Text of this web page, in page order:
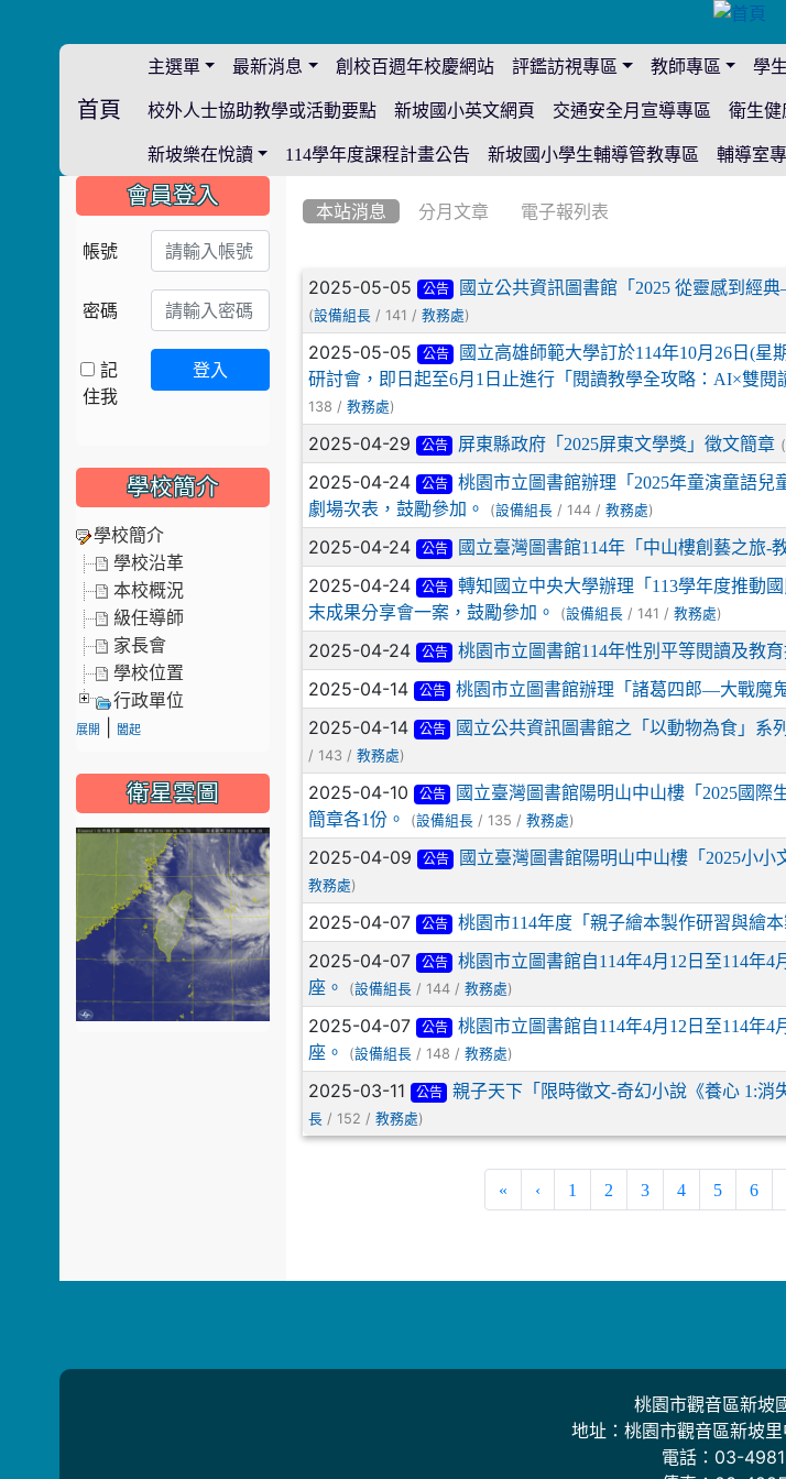
首頁
主選單 最新消息 創校百週年校慶網站 評鑑訪視專區 教師專區 學
校外人士協助教學或活動要點 新坡國小英文網頁 交通安全月宣導專區 衛生健
新坡樂在悅讀 114學年度課程計畫公告 新坡國小學生輔導管教專區 輔導室
本站消息 分月文章 電子報列表
文章列表
2025-05-05 公告 國立公共資訊圖書館「2025 從靈感到經
(設備組長/ 141 / 教務處)
2025-05-05 公告
國立高雄師範大學訂於114年10月26日(
研討會，即日起至6月1日止進行「閱讀教學全攻略：AI×雙閱
138 / 教務處)
2025-04-29 公告 屏東縣政府「2025屏東文學獎」徵文簡章 (
2025-04-24 公告
桃園市立圖書館辦理「2025年童演童語
劇場次表，鼓勵參加。
(設備組長/ 144 / 教務處)
2025-04-24 公告 國立臺灣圖書館114年「中山樓創藝之旅-
2025-04-24 公告
轉知國立中央大學辦理「113學年度推動
末成果分享會一案，鼓勵參加。
(設備組長/ 141 / 教務處)
2025-04-24 公告 桃園市立圖書館114年性別平等閱讀及教
2025-04-14 公告 桃園市立圖書館辦理「諸葛四郎—大戰魔
2025-04-14 公告 國立公共資訊圖書館之「以動物為食」系
/ 143 / 教務處)
2025-04-10 公告
國立臺灣圖書館陽明山中山樓「2025國
簡章各1份。
(設備組長/ 135 / 教務處)
2025-04-09 公告 國立臺灣圖書館陽明山中山樓「2025小
教務處)
2025-04-07 公告 桃園市114年度「親子繪本製作研習與繪
2025-04-07 公告
桃園市立圖書館自114年4月12日至114年
座。
(設備組長/ 144 / 教務處)
2025-04-07 公告
桃園市立圖書館自114年4月12日至114年
座。
(設備組長/ 148 / 教務處)
2025-03-11 公告 親子天下「限時徵文-奇幻小說《養心 1:消
長/ 152 / 教務處)
« ‹ 1 2 3 4 5 6
::: 會員登入
帳號
密碼
記
住我
登入
學校簡介
學校簡介
學校沿革
本校概況
級任導師
家長會
學校位置
行政單位
展開 闔起
衛星雲圖
桃園市觀音區新坡
地址：桃園市觀音區新坡
電話：03-